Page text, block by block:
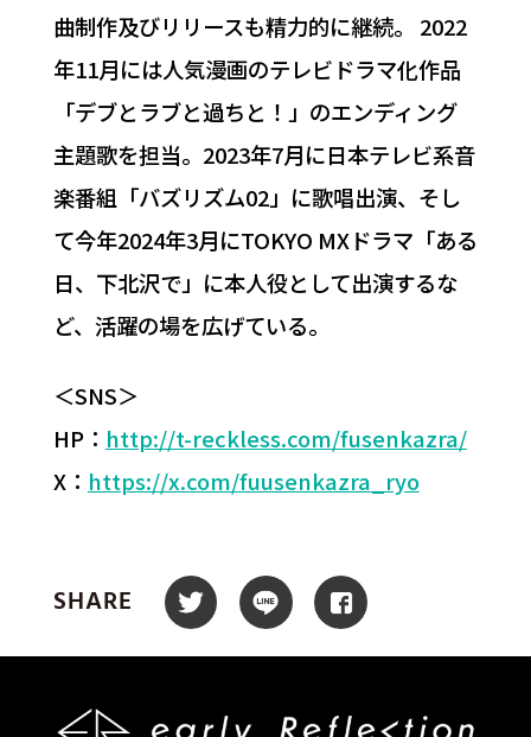
曲制作及びリリースも精力的に継続。 2022
年11月には人気漫画のテレビドラマ化作品
「デブとラブと過ちと！」のエンディング
主題歌を担当。2023年7月に日本テレビ系音
楽番組「バズリズム02」に歌唱出演、そし
て今年2024年3月にTOKYO MXドラマ「ある
日、下北沢で」に本人役として出演するな
ど、活躍の場を広げている。
＜SNS＞
HP： http://t-reckless.com/fusenkazra/
X： https://x.com/fuusenkazra_ryo
SHARE